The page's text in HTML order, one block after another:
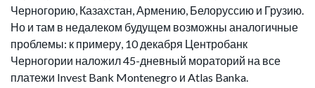
Черногорию, Казахстан, Армению, Белоруссию и Грузию.
Но и там в недалеком будущем возможны аналогичные
проблемы: к примеру, 10 декабря Центробанк
Черногории наложил 45-дневный мораторий на все
платежи Invest Bank Montenegro и Atlas Banka.